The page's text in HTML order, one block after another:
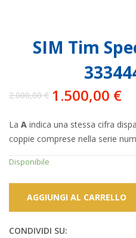
SIM Tim
2.000,00€
Il
originale
era:
2.000,00 €.
1.500,00 €
Il
attuale
è:
1.500,00 €.
La A indica una stessa cifra
coppie comprese nella serie
Disponibile
AGGIUNGI AL CARRELLO
CONDIVIDI SU: